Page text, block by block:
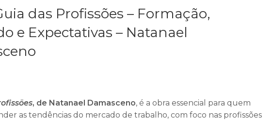
das Profissões – Formação,
e Expectativas – Natanael
, de Natanael Damasceno, é a obra essencial para quem
as tendências do mercado de trabalho, com foco nas profissões